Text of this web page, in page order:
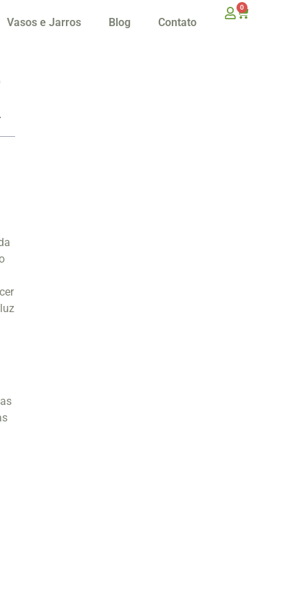
Vasos e Jarros Blog Contato
0